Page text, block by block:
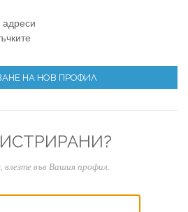
адреси
НА НОВ ПРОФИЛ
влезте във Вашия профил.